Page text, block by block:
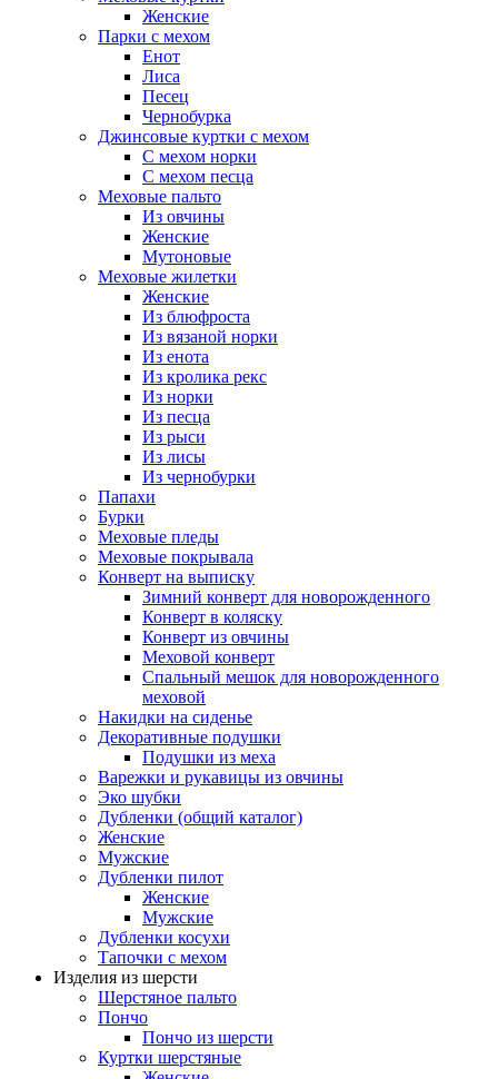
Женские
Парки с мехом
Енот
Лиса
Песец
Чернобурка
Джинсовые куртки с мехом
С мехом норки
С мехом песца
Меховые пальто
Из овчины
Женские
Мутоновые
Меховые жилетки
Женские
Из блюфроста
Из вязаной норки
Из енота
Из кролика рекс
Из норки
Из песца
Из рыси
Из лисы
Из чернобурки
Папахи
Бурки
Меховые пледы
Меховые покрывала
Конверт на выписку
Зимний конверт для новорожденного
Конверт в коляску
Конверт из овчины
Меховой конверт
Спальный мешок для новорожденного
меховой
Накидки на сиденье
Декоративные подушки
Подушки из меха
Варежки и рукавицы из овчины
Эко шубки
Дубленки (общий каталог)
Женские
Мужские
Дубленки пилот
Женские
Мужские
Дубленки косухи
Тапочки с мехом
Изделия из шерсти
Шерстяное пальто
Пончо
Пончо из шерсти
Куртки шерстяные